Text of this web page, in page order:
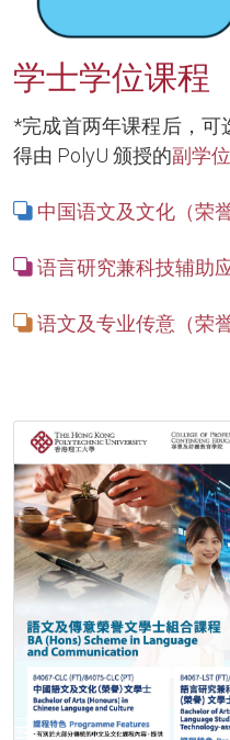
学士学位课
*完成首两年课程后，可
得由 PolyU 颁授的副学位
中国语文及文化（荣
语言研究兼科技辅助
语文及专业传意（荣